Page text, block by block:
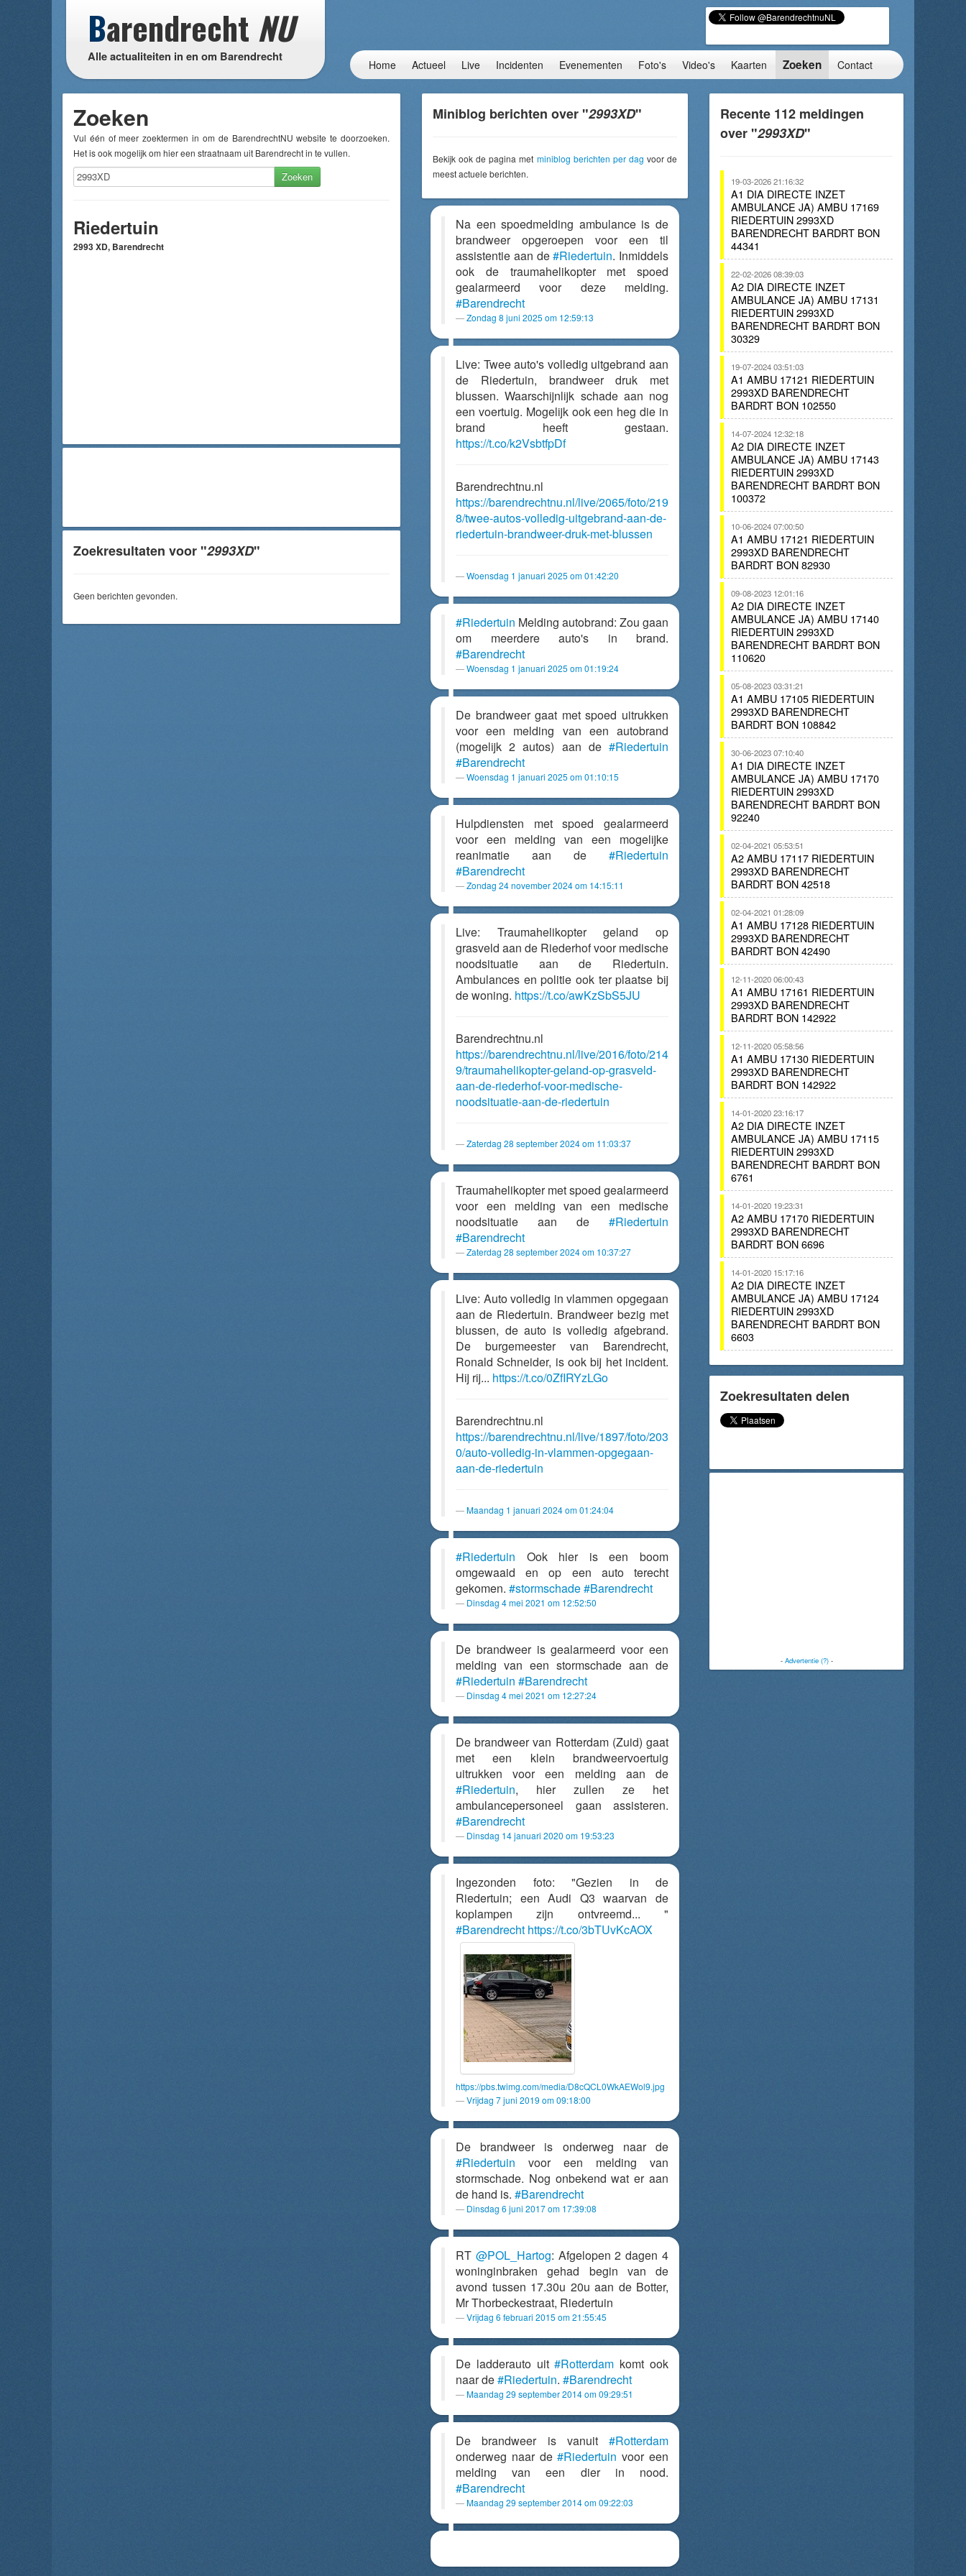
Barendrecht NU
Alle actualiteiten in en om Barendrecht
Home Actueel Live Incidenten Evenementen Foto's Video's Kaarten Zoeken Contact
Zoeken
Vul één of meer zoektermen in om de BarendrechtNU website te doorzoeken.
Het is ook mogelijk om hier een straatnaam uit Barendrecht in te vullen.
Zoeken
Riedertuin
2993 XD, Barendrecht
Zoekresultaten voor "2993XD"
Geen berichten gevonden.
Miniblog berichten over "2993XD"
Bekijk ook de pagina met miniblog berichten per dag voor de
meest actuele berichten.
Na een spoedmelding ambulance is de
brandweer opgeroepen voor een til
assistentie aan de#Riedertuin. Inmiddels
ook de traumahelikopter met spoed
gealarmeerd voor deze melding.
#Barendrecht
Zondag 8 juni 2025 om 12:59:13
Live: Twee auto's volledig uitgebrand aan
de Riedertuin, brandweer druk met
blussen. Waarschijnlijk schade aan nog
een voertuig. Mogelijk ook een heg die in
brand heeft gestaan.
https://t.co/k2VsbtfpDf
Barendrechtnu.nl
https://barendrechtnu.nl/live/2065/foto/219
8/twee-autos-volledig-uitgebrand-aan-de-
riedertuin-brandweer-druk-met-blussen
Woensdag 1 januari 2025 om 01:42:20
#Riedertuin Melding autobrand: Zou gaan
om meerdere auto's in brand.
#Barendrecht
Woensdag 1 januari 2025 om 01:19:24
De brandweer gaat met spoed uitrukken
voor een melding van een autobrand
(mogelijk 2 autos) aan de #Riedertuin
#Barendrecht
Woensdag 1 januari 2025 om 01:10:15
Hulpdiensten met spoed gealarmeerd
voor een melding van een mogelijke
reanimatie aan de #Riedertuin
#Barendrecht
Zondag 24 november 2024 om 14:15:11
Live: Traumahelikopter geland op
grasveld aan de Riederhof voor medische
noodsituatie aan de Riedertuin.
Ambulances en politie ook ter plaatse bij
de woning. https://t.co/awKzSbS5JU
Barendrechtnu.nl
https://barendrechtnu.nl/live/2016/foto/214
9/traumahelikopter-geland-op-grasveld-
aan-de-riederhof-voor-medische-
noodsituatie-aan-de-riedertuin
Zaterdag 28 september 2024 om 11:03:37
Traumahelikopter met spoed gealarmeerd
voor een melding van een medische
noodsituatie aan de #Riedertuin
#Barendrecht
Zaterdag 28 september 2024 om 10:37:27
Live: Auto volledig in vlammen opgegaan
aan de Riedertuin. Brandweer bezig met
blussen, de auto is volledig afgebrand.
De burgemeester van Barendrecht,
Ronald Schneider, is ook bij het incident.
Hij rij... https://t.co/0ZfIRYzLGo
Barendrechtnu.nl
https://barendrechtnu.nl/live/1897/foto/203
0/auto-volledig-in-vlammen-opgegaan-
aan-de-riedertuin
Maandag 1 januari 2024 om 01:24:04
#Riedertuin Ook hier is een boom
omgewaaid en op een auto terecht
gekomen. #stormschade#Barendrecht
Dinsdag 4 mei 2021 om 12:52:50
De brandweer is gealarmeerd voor een
melding van een stormschade aan de
#Riedertuin #Barendrecht
Dinsdag 4 mei 2021 om 12:27:24
De brandweer van Rotterdam (Zuid) gaat
met een klein brandweervoertuig
uitrukken voor een melding aan de
#Riedertuin, hier zullen ze het
ambulancepersoneel gaan assisteren.
#Barendrecht
Dinsdag 14 januari 2020 om 19:53:23
Ingezonden foto: "Gezien in de
Riedertuin; een Audi Q3 waarvan de
koplampen zijn ontvreemd... "
#Barendrecht https://t.co/3bTUvKcAOX
https://pbs.twimg.com/media/D8cQCL0WkAEWol9.jpg
Vrijdag 7 juni 2019 om 09:18:00
De brandweer is onderweg naar de
#Riedertuin voor een melding van
stormschade. Nog onbekend wat er aan
de hand is. #Barendrecht
Dinsdag 6 juni 2017 om 17:39:08
RT @POL_Hartog: Afgelopen 2 dagen 4
woninginbraken gehad begin van de
avond tussen 17.30u 20u aan de Botter,
Mr Thorbeckestraat, Riedertuin
Vrijdag 6 februari 2015 om 21:55:45
De ladderauto uit#Rotterdam komt ook
naar de#Riedertuin. #Barendrecht
Maandag 29 september 2014 om 09:29:51
De brandweer is vanuit #Rotterdam
onderweg naar de#Riedertuin voor een
melding van een dier in nood.
#Barendrecht
Maandag 29 september 2014 om 09:22:03
Recente 112 meldingen
over "2993XD"
19-03-2026 21:16:32
A1 DIA DIRECTE INZET
AMBULANCE JA) AMBU 17169
RIEDERTUIN 2993XD
BARENDRECHT BARDRT BON
44341
22-02-2026 08:39:03
A2 DIA DIRECTE INZET
AMBULANCE JA) AMBU 17131
RIEDERTUIN 2993XD
BARENDRECHT BARDRT BON
30329
19-07-2024 03:51:03
A1 AMBU 17121 RIEDERTUIN
2993XD BARENDRECHT
BARDRT BON 102550
14-07-2024 12:32:18
A2 DIA DIRECTE INZET
AMBULANCE JA) AMBU 17143
RIEDERTUIN 2993XD
BARENDRECHT BARDRT BON
100372
10-06-2024 07:00:50
A1 AMBU 17121 RIEDERTUIN
2993XD BARENDRECHT
BARDRT BON 82930
09-08-2023 12:01:16
A2 DIA DIRECTE INZET
AMBULANCE JA) AMBU 17140
RIEDERTUIN 2993XD
BARENDRECHT BARDRT BON
110620
05-08-2023 03:31:21
A1 AMBU 17105 RIEDERTUIN
2993XD BARENDRECHT
BARDRT BON 108842
30-06-2023 07:10:40
A1 DIA DIRECTE INZET
AMBULANCE JA) AMBU 17170
RIEDERTUIN 2993XD
BARENDRECHT BARDRT BON
92240
02-04-2021 05:53:51
A2 AMBU 17117 RIEDERTUIN
2993XD BARENDRECHT
BARDRT BON 42518
02-04-2021 01:28:09
A1 AMBU 17128 RIEDERTUIN
2993XD BARENDRECHT
BARDRT BON 42490
12-11-2020 06:00:43
A1 AMBU 17161 RIEDERTUIN
2993XD BARENDRECHT
BARDRT BON 142922
12-11-2020 05:58:56
A1 AMBU 17130 RIEDERTUIN
2993XD BARENDRECHT
BARDRT BON 142922
14-01-2020 23:16:17
A2 DIA DIRECTE INZET
AMBULANCE JA) AMBU 17115
RIEDERTUIN 2993XD
BARENDRECHT BARDRT BON
6761
14-01-2020 19:23:31
A2 AMBU 17170 RIEDERTUIN
2993XD BARENDRECHT
BARDRT BON 6696
14-01-2020 15:17:16
A2 DIA DIRECTE INZET
AMBULANCE JA) AMBU 17124
RIEDERTUIN 2993XD
BARENDRECHT BARDRT BON
6603
Zoekresultaten delen
- Advertentie (?)-